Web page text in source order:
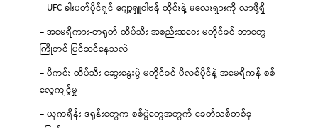
– UFC ခါးပတ်ပိုင်ရှင် ဂျော့ရှူဝါဗန် ထိုင်းနဲ့ မလေးရှားကို လာဖို့ရှိ
– အမေရိကား-တရုတ် ထိပ်သီး အစည်းအဝေး မတိုင်ခင် ဘာတွေ
ကြိုတင် ပြင်ဆင်နေသလဲ
– ပီကင်း ထိပ်သီး ဆွေးနွေးပွဲ မတိုင်ခင် ဖိလစ်ပိုင်နဲ့ အမေရိကန် စစ်
လေ့ကျင့်မှု
– ယူကရိန်း ဒရုန်းတွေက စစ်ပွဲတွေအတွက် ခေတ်သစ်တစ်ခု